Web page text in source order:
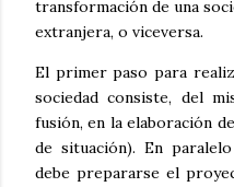
transformación de una
extranjera, o viceversa.
El primer paso para
sociedad consiste, del
fusión, en la elaboración
de situación). En
debe prepararse el